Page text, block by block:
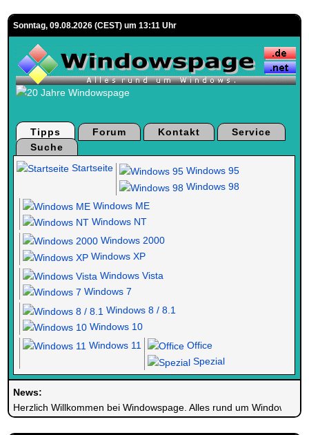
Sonntag, 09.08.2026 (CEST) um 13:11 Uhr
Tipps Forum Kontakt
Service
Suche
Startseite
Windows 95
Windows 98
Windows ME
Windows NT
Windows 2000
Windows XP
Windows Vista
Windows 7
Windows 8 / 8.1
Windows 10
Windows 11
Office
Spezial
News:
Herzlich Willkommen bei Windowspage. Alles rund um Windows.